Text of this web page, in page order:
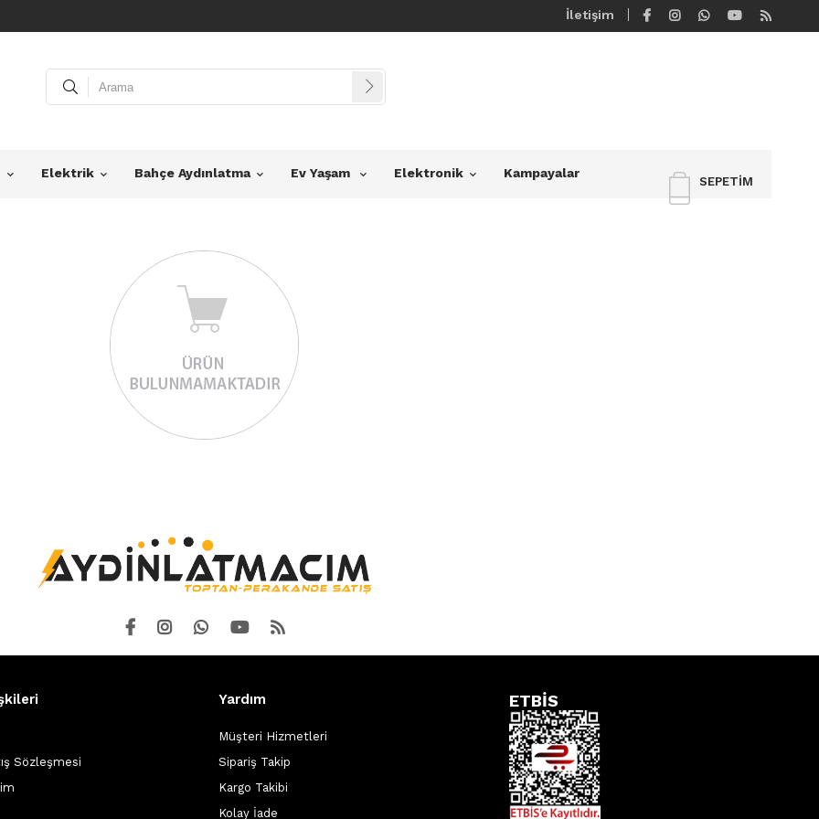
İletişim
SEPETIM
Elektrik Bahçe Aydınlatma Ev Yaşam Elektronik Kampayalar
Sözleşmesi
Yardım
Müşteri Hizmetleri
Sipariş Takip
Kargo Takibi
Kolay İade
ETBİS